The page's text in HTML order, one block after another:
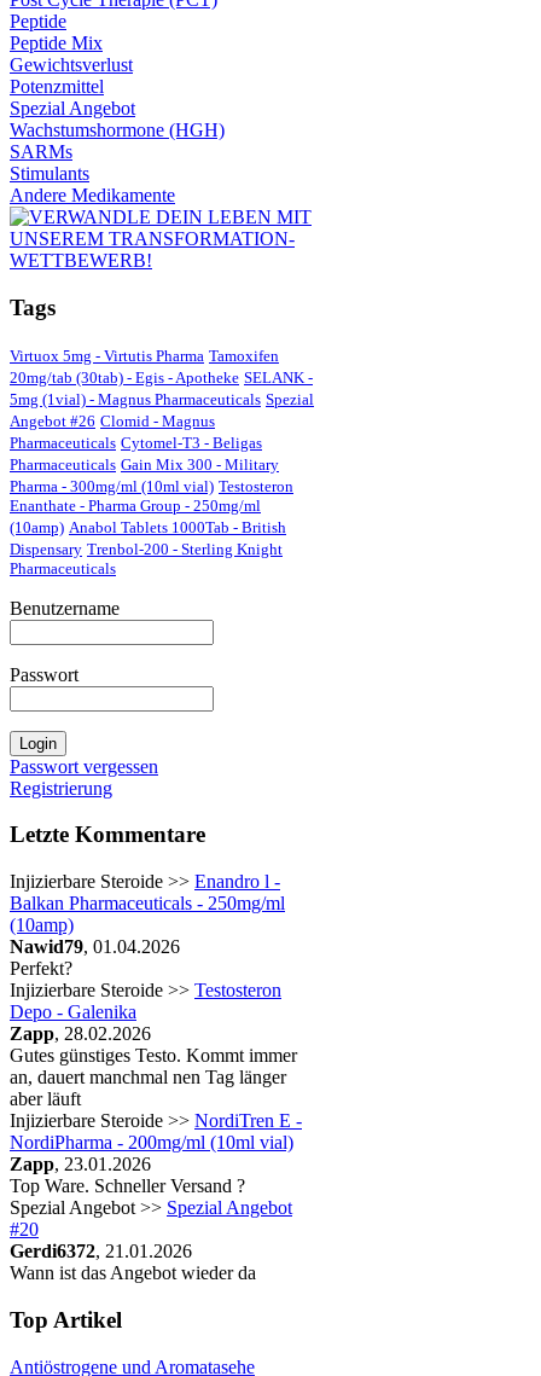
Peptide
Peptide Mix
Gewichtsverlust
Potenzmittel
Spezial Angebot
Wachstumshormone (HGH)
SARMs
Stimulants
Andere Medikamente
Tags
Virtuox 5mg - Virtutis Pharma Tamoxifen
20mg/tab (30tab) - Egis - Apotheke SELANK -
5mg (1vial) - Magnus Pharmaceuticals Spezial
Angebot #26 Clomid - Magnus
Pharmaceuticals Cytomel-T3 - Beligas
Pharmaceuticals Gain Mix 300 - Military
Pharma - 300mg/ml (10ml vial) Testosteron
Enanthate - Pharma Group - 250mg/ml
(10amp) Anabol Tablets 1000Tab - British
Dispensary Trenbol-200 - Sterling Knight
Pharmaceuticals
Benutzername
Passwort
Passwort vergessen
Registrierung
Letzte Kommentare
Injizierbare Steroide >> Enandro l -
Balkan Pharmaceuticals - 250mg/ml
(10amp)
Nawid79, 01.04.2026
Perfekt?
Injizierbare Steroide >> Testosteron
Depo - Galenika
Zapp, 28.02.2026
Gutes günstiges Testo. Kommt immer
an, dauert manchmal nen Tag länger
aber läuft
Injizierbare Steroide >> NordiTren E -
NordiPharma - 200mg/ml (10ml vial)
Zapp, 23.01.2026
Top Ware. Schneller Versand ?
Spezial Angebot >> Spezial Angebot
#20
Gerdi6372, 21.01.2026
Wann ist das Angebot wieder da
Top Artikel
Antiöstrogene und Aromatasehe